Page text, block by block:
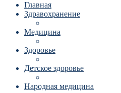
Главная
Здравохранение
Медицина
Здоровье
Детское здоровье
Народная медицина